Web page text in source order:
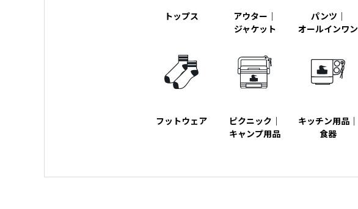
トップス
アウター｜
ジャケット
パンツ｜
オールインワン
フットウェア
ピクニック｜
キャンプ用品
キッチン用品｜
食器